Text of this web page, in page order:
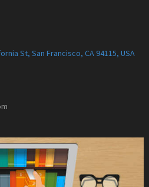
St, San Francisco, CA 94115, USA